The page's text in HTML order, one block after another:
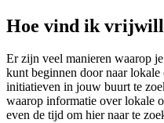
Hoe vind ik
Er zijn veel manieren waarop
kunt beginnen door naar lokale
initiatieven in jouw buurt te
waarop informatie over lokale
even de tijd om hier naar te